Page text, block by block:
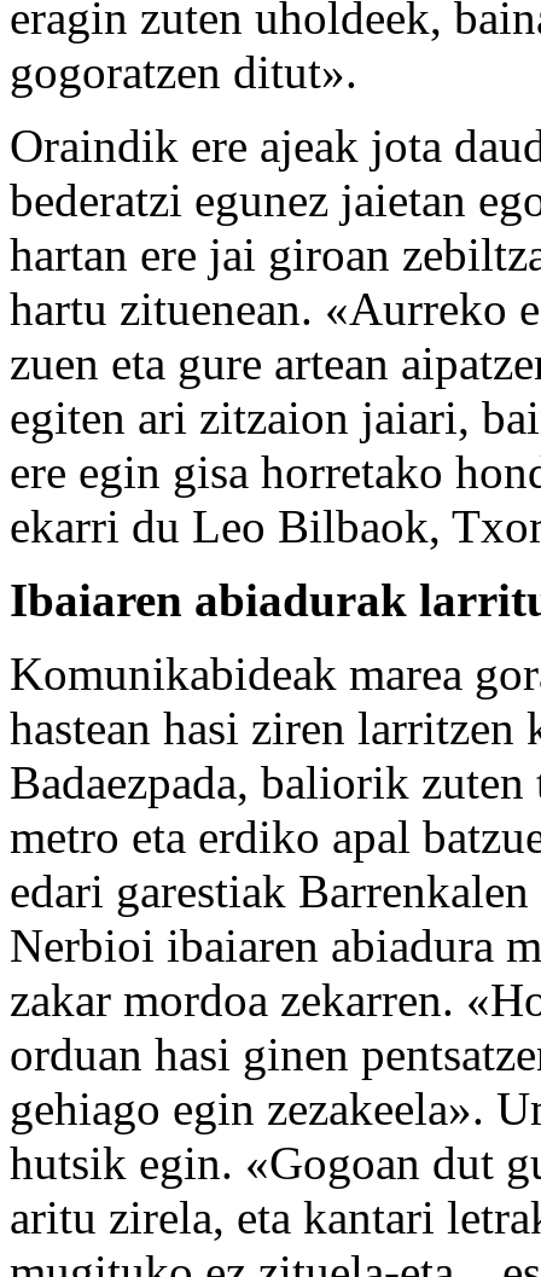
eragin zuten uholdeek,
gogoratzen ditut».
Oraindik ere ajeak jota
bederatzi egunez jaietan
hartan ere jai giroan
hartu zituenean. «Aurreko
zuen eta gure artean
egiten ari zitzaion jaiari,
ere egin gisa horretako
ekarri du Leo Bilbaok,
Ibaiaren abiadurak
Komunikabideak marea
hastean hasi ziren larritzen
Badaezpada, baliorik zuten
metro eta erdiko apal
edari garestiak
Nerbioi ibaiaren abiadura
zakar mordoa zekarren.
orduan hasi ginen
gehiago egin zezakeela».
hutsik egin. «Gogoan dut
aritu zirela, eta kantari